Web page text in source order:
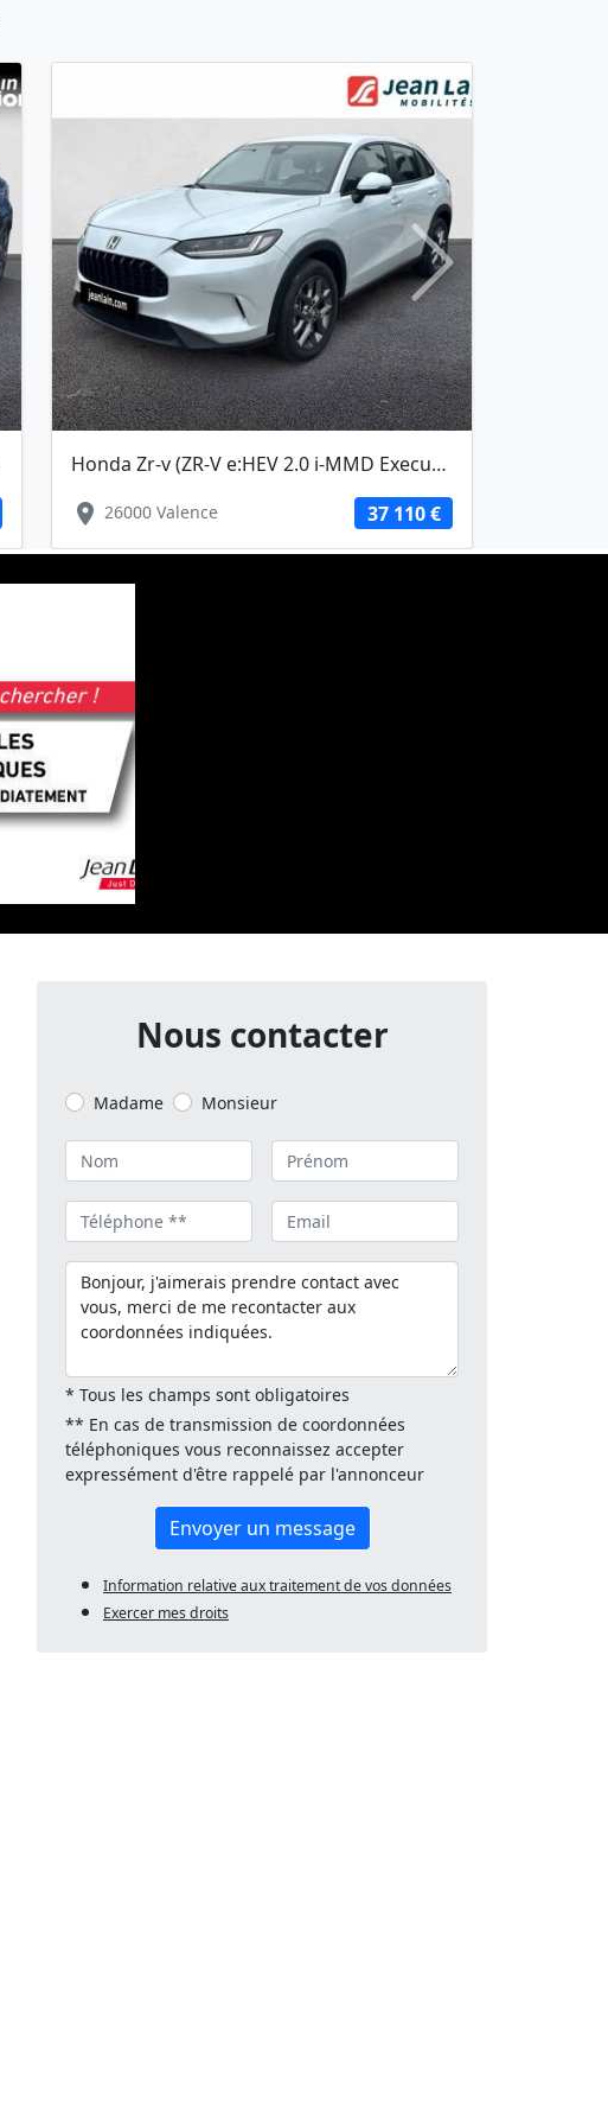
Honda Zr-v (ZR-V e:HEV 2.0 i-MMD Executive)
location_on 26000 Valence 37 110 €
Next
Nous contacter
Madame Monsieur
* Tous les champs sont obligatoires
** En cas de transmission de coordonnées
téléphoniques vous reconnaissez accepter
expressément d'être rappelé par l'annonceur
Envoyer un message
Information relative aux traitement de vos données
Exercer mes droits